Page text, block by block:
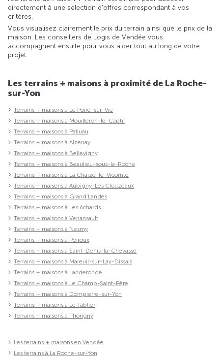
directement à une sélection d'offres correspondant à vos
critères.
Vous visualisez clairement le prix du terrain ainsi que le prix de la
maison. Les conseillers de Logis de Vendée vous
accompagnent ensuite pour vous aider tout au long de votre
projet.
Les terrains + maisons à proximité de La Roche-
sur-Yon
Terrains + maisons à Le Poiré-sur-Vie
Terrains + maisons à Mouilleron-le-Captif
Terrains + maisons à Palluau
Terrains + maisons à Aizenay
Terrains + maisons à Bellevigny
Terrains + maisons à Beaulieu-sous-la-Roche
Terrains + maisons à La Chaize-le-Vicomte
Terrains + maisons à Aubigny-Les Clouzeaux
Terrains + maisons à Grand'Landes
Terrains + maisons à Les Achards
Terrains + maisons à Venansault
Terrains + maisons à Nesmy
Terrains + maisons à Poiroux
Terrains + maisons à Saint-Denis-la-Chevasse
Terrains + maisons à Mareuil-sur-Lay-Dissais
Terrains + maisons à Landeronde
Terrains + maisons à Le Champ-Saint-Père
Terrains + maisons à Dompierre-sur-Yon
Terrains + maisons à Le Tablier
Terrains + maisons à Thorigny
Les terrains + maisons en Vendée
Les terrains à La Roche-sur-Yon